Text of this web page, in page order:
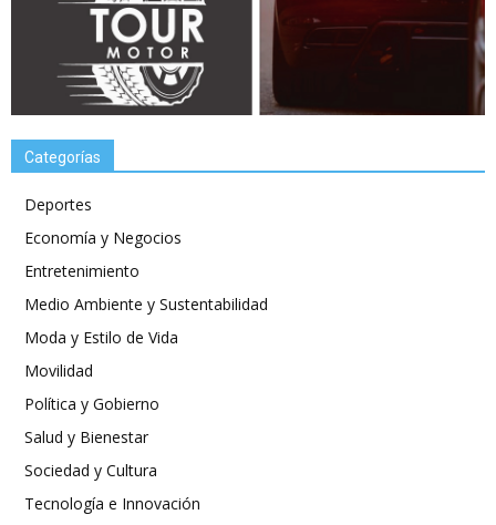
Categorías
Deportes
Economía y Negocios
Entretenimiento
Medio Ambiente y Sustentabilidad
Moda y Estilo de Vida
Movilidad
Política y Gobierno
Salud y Bienestar
Sociedad y Cultura
Tecnología e Innovación